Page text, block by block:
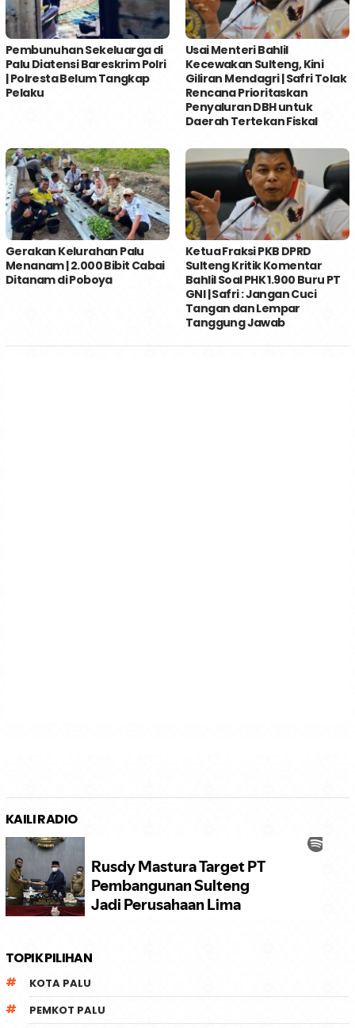
Pembunuhan Sekeluarga di
Palu Diatensi Bareskrim Polri
| Polresta Belum Tangkap
Pelaku
Usai Menteri Bahlil
Kecewakan Sulteng, Kini
Giliran Mendagri | Safri Tolak
Rencana Prioritaskan
Penyaluran DBH untuk
Daerah Tertekan Fiskal
Gerakan Kelurahan Palu
Menanam | 2.000 Bibit Cabai
Ditanam di Poboya
Ketua Fraksi PKB DPRD
Sulteng Kritik Komentar
Bahlil Soal PHK 1.900 Buru PT
GNI | Safri : Jangan Cuci
Tangan dan Lempar
Tanggung Jawab
KAILI RADIO
TOPIK PILIHAN
KOTA PALU
PEMKOT PALU